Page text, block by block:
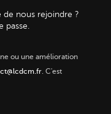
de nous rejoindre ?
passe.
ou une amélioration
. C'est